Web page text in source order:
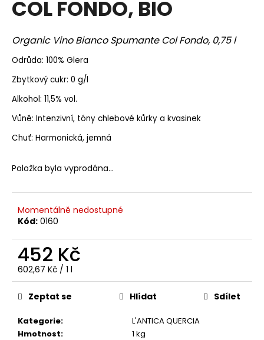
COL FONDO, BIO
Organic Vino Bianco Spumante Col Fondo, 0,75 l
Odrůda: 100% Glera
Zbytkový cukr: 0 g/l
Alkohol: 11,5% vol.
Vůně: Intenzivní, tóny chlebové kůrky a kvasinek
Chuť: Harmonická, jemná
Položka byla vyprodána…
Momentálně nedostupné
Kód: 0160
452 Kč
Měrná
cena:
602,67 Kč / 1 l
Kategorie:
L'ANTICA QUERCIA
Hmotnost:
1 kg
Zeptat se Hlídat Sdílet
a
í
t
?
HLEDAT
p
o
r
u
č
u
e
m
e